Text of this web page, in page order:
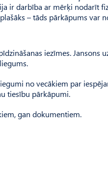
ir darbība ar mērķi nodarīt
– tāds pārkāpums var
iezīmes. Jansons
no vecākiem par
tiesību pārkāpumi.
gan dokumentiem.